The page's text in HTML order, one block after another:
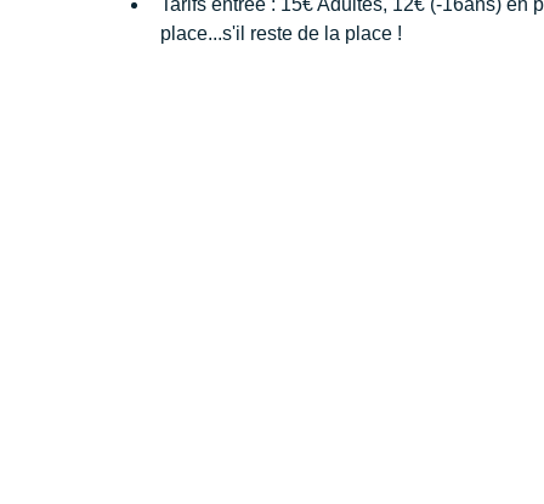
Tarifs entrée : 15€ Adultes, 12€ (-16ans) en
place...s'il reste de la place !